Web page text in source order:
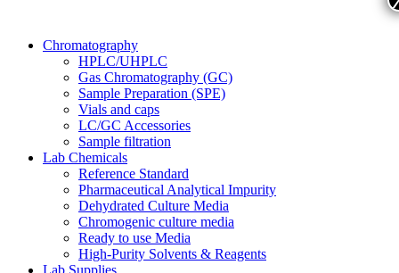
Chromatography
HPLC/UHPLC
Gas Chromatography (GC)
Sample Preparation (SPE)
Vials and caps
LC/GC Accessories
Sample filtration
Lab Chemicals
Reference Standard
Pharmaceutical Analytical Impurity
Dehydrated Culture Media
Chromogenic culture media
Ready to use Media
High-Purity Solvents & Reagents
Lab Supplies